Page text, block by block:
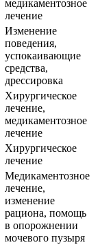
медикаментозное
лечение
Изменение
поведения,
успокаивающие
средства,
дрессировка
Хирургическое
лечение,
медикаментозное
лечение
Хирургическое
лечение
Медикаментозное
лечение,
изменение
рациона, помощь
в опорожнении
мочевого пузыря